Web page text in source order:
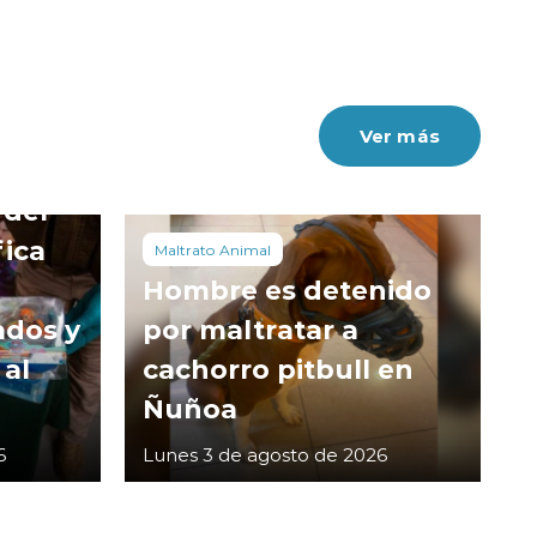
Ver más
y
Maltrato Animal
Hombre es detenido
por maltratar a
cachorro pitbull en
Ñuñoa
Lunes 3 de agosto de 2026